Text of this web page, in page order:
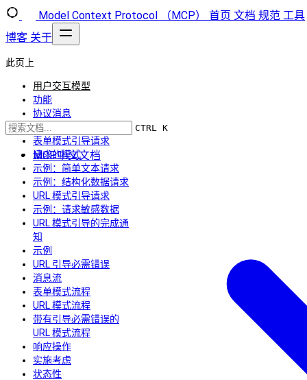
Model Context Protocol （MCP） 首页 文档 规范 工具
博客 关于
CTRL K
MCP中文文档
此页上
用户交互模型
功能
协议消息
引导请求
表单模式引导请求
请求的模式
示例：简单文本请求
示例：结构化数据请求
URL 模式引导请求
示例：请求敏感数据
URL 模式引导的完成通
知
示例
URL 引导必需错误
消息流
表单模式流程
URL 模式流程
带有引导必需错误的
URL 模式流程
响应操作
实施考虑
状态性